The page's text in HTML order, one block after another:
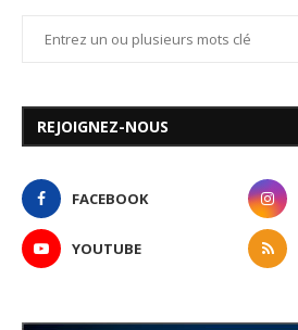
REJOIGNEZ-NOUS
FACEBOOK
YOUTUBE